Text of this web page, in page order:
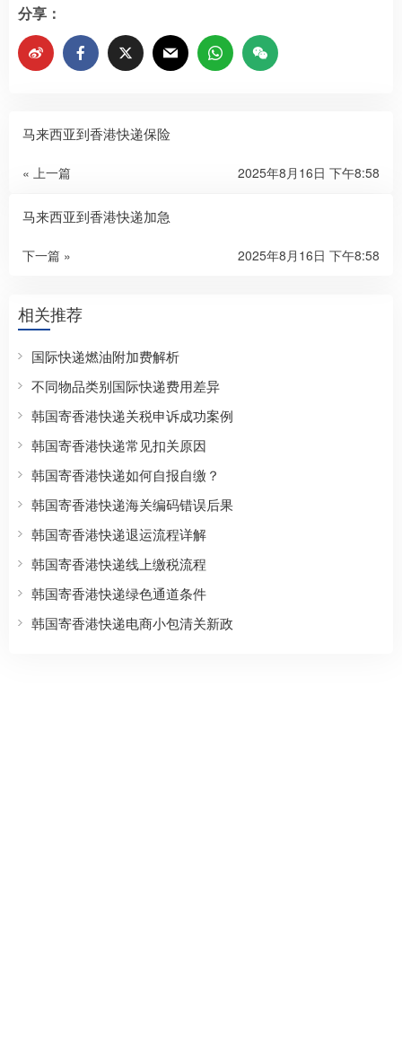
分享：
马来西亚到香港快递保险
« 上一篇 2025年8月16日 下午8:58
马来西亚到香港快递加急
下一篇 » 2025年8月16日 下午8:58
相关推荐
国际快递燃油附加费解析
不同物品类别国际快递费用差异
韩国寄香港快递关税申诉成功案例
韩国寄香港快递常见扣关原因
韩国寄香港快递如何自报自缴？
韩国寄香港快递海关编码错误后果
韩国寄香港快递退运流程详解
韩国寄香港快递线上缴税流程
韩国寄香港快递绿色通道条件
韩国寄香港快递电商小包清关新政